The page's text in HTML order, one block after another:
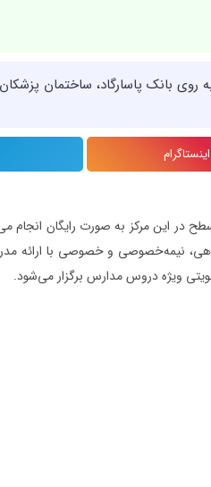
در این مرکز به صورت رایگان انجام
نیمه‌خصوصی و خصوصی با ارائه
ویژه دروس مدارس برگزار می‌شود.